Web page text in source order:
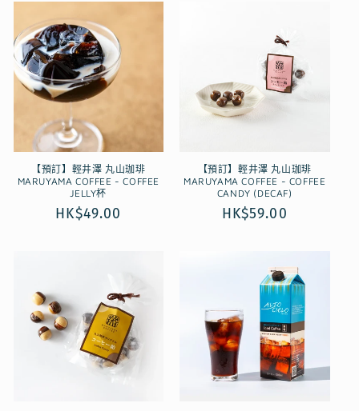
【預訂】輕井澤 丸山珈琲
MARUYAMA COFFEE - COFFEE
JELLY杯
定
HK$49.00
【預訂】輕井澤 丸山珈琲
MARUYAMA COFFEE - COFFEE
CANDY (DECAF)
定
HK$59.00